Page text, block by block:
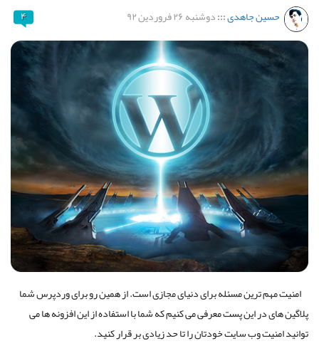
حسین جاهدی:::دوشنبه ۲۶ فروردین ۹۲ ۴
امنیت مهم ترین مسئله برای دنیای مجازی است. از همین رو برای وردپرس شما
پلاگین های در این پست معرفی می کنیم که شما با استفاده از این افزونه ها می
توانید امنیت وب سایت خودتان را تا حد زیادی بر قرار کنید.